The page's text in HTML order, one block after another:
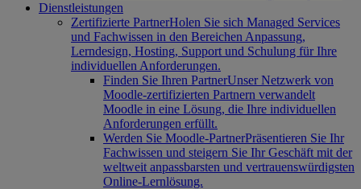
Dienstleistungen
Zertifizierte PartnerHolen Sie sich Managed Services
und Fachwissen in den Bereichen Anpassung,
Lerndesign, Hosting, Support und Schulung für Ihre
individuellen Anforderungen.
Finden Sie Ihren PartnerUnser Netzwerk von
Moodle-zertifizierten Partnern verwandelt
Moodle in eine Lösung, die Ihre individuellen
Anforderungen erfüllt.
Werden Sie Moodle-PartnerPräsentieren Sie Ihr
Fachwissen und steigern Sie Ihr Geschäft mit der
weltweit anpassbarsten und vertrauenswürdigsten
Online-Lernlösung.